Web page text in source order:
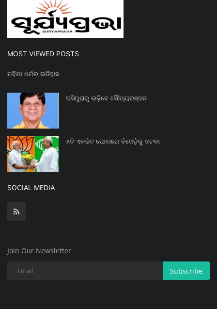
MOST VIEWED POSTS
ମହିମା ଧର୍ମର ଇତିହାସ
ଘସିପୁରାରୁ ଲଢ଼ିବେ ସୌମ୍ୟରଞ୍ଜନ
୫ଟି ଏକଜିଟ ପୋଲରେ ବିଜେଡ଼ିକୁ ଝଟକା
SOCIAL MEDIA
Join Our Newsletter
Subscribe